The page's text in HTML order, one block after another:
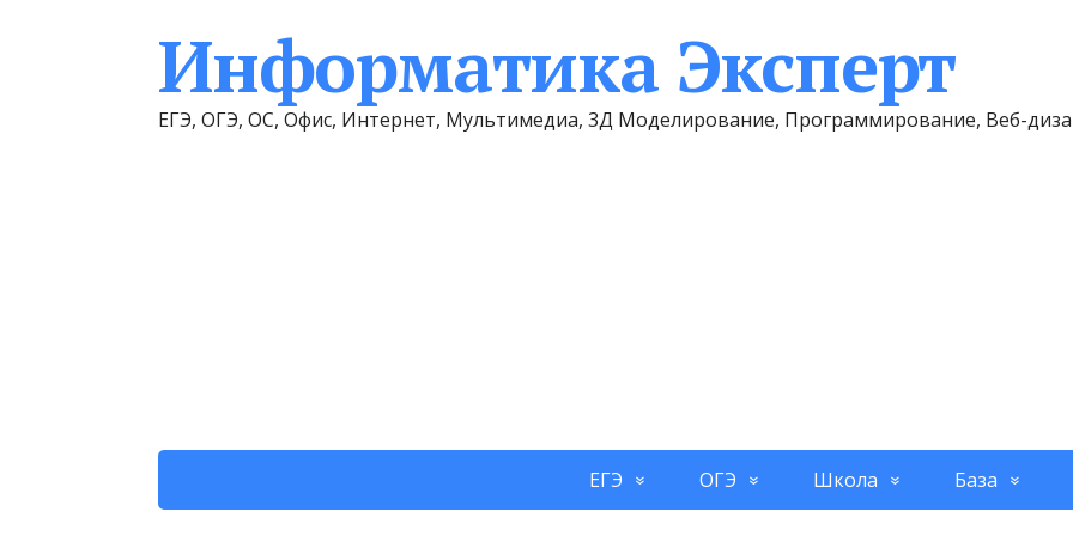
Информатика Эксперт
ЕГЭ, ОГЭ, ОС, Офис, Интернет, Мультимедиа, 3Д Моделирование, Программирование, Веб-
ЕГЭ ОГЭ Школа База